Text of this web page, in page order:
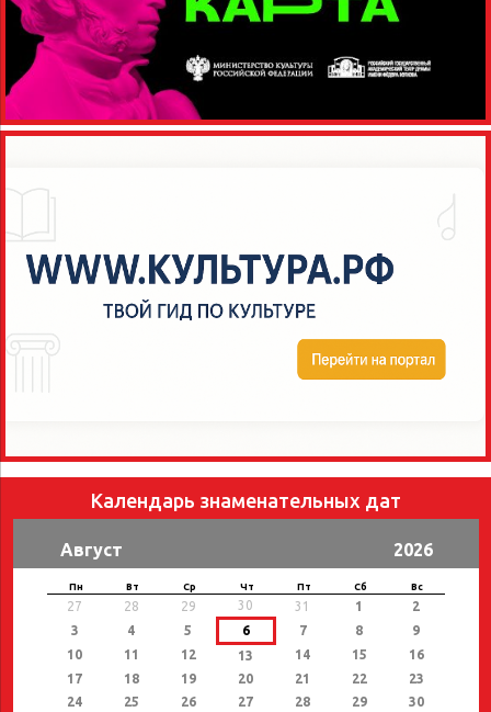
Календарь знаменательных дат
Август 2026
Пн Вт Ср Чт Пт Сб Вс
27 28 29 30 31 1
2
3
4 5 6 7 8
9
10
11 12 13 14 15
16
17
18 19 20 21 22
23
24
25 26 27 28 29 30